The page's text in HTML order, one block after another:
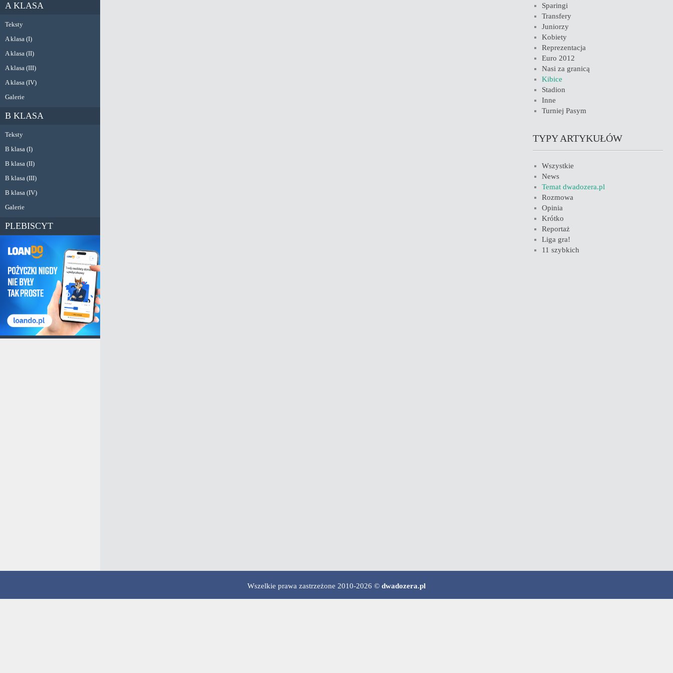
A KLASA
Teksty
A klasa (I)
A klasa (II)
A klasa (III)
A klasa (IV)
Galerie
B KLASA
Teksty
B klasa (I)
B klasa (II)
B klasa (III)
B klasa (IV)
Galerie
PLEBISCYT
Sparingi
Transfery
Juniorzy
Kobiety
Reprezentacja
Euro 2012
Nasi za granicą
Kibice
Stadion
Inne
Turniej Pasym
TYPY ARTYKUŁÓW
Wszystkie
News
Temat dwadozera.pl
Rozmowa
Opinia
Krótko
Reportaż
Liga gra!
11 szybkich
Wszelkie prawa zastrzeżone 2010-2026 © dwadozera.pl